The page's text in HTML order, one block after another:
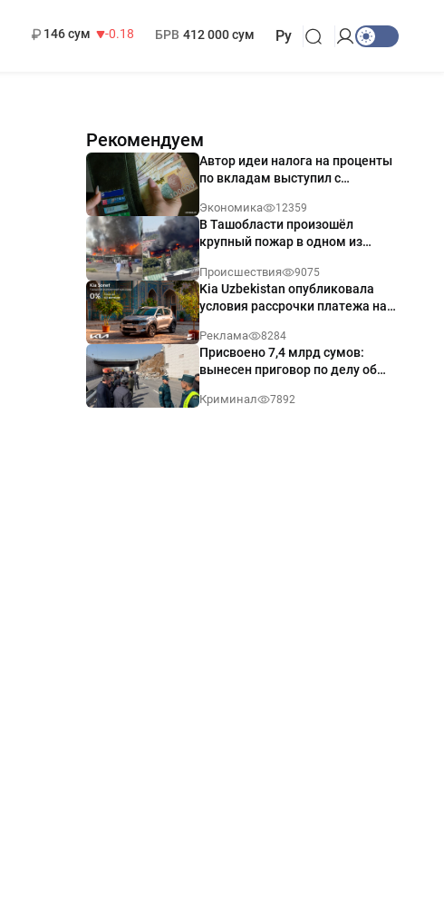
146 сум
-0.18
БРВ 412 000 сум Ру
Рекомендуем
Автор идеи налога на проценты
по вкладам выступил с
Экономика 12359
В Ташобласти произошёл
крупный пожар в одном из
Происшествия 9075
Kia Uzbekistan опубликовала
условия рассрочки платежа на
годовых
Реклама 8284
Присвоено 7,4 млрд сумов:
вынесен приговор по делу об
Ташкенте
Криминал 7892